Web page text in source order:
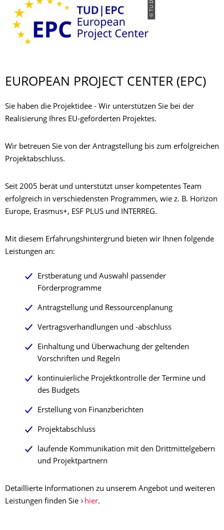
EUROPEAN PROJECT CENTER (EPC)
Sie haben die Projektidee - Wir unterstützen Sie bei der
Realisierung Ihres EU-geförderten Projektes.
Wir betreuen Sie von der Antragstellung bis zum erfolgreichen
Projektabschluss.
Seit 2005 berät und unterstützt unser kompetentes Team
erfolgreich in verschiedensten Programmen, wie z. B. Horizon
Europe, Erasmus+, ESF PLUS und INTERREG.
Mit diesem Erfahrungshintergrund bieten wir Ihnen folgende
Leistungen an:
Erstberatung und Auswahl passender
Förderprogramme
Antragstellung und Ressourcenplanung
Vertragsverhandlungen und -abschluss
Einhaltung und Überwachung der geltenden
Vorschriften und Regeln
kontinuierliche Projektkontrolle der Termine und
des Budgets
Erstellung von Finanzberichten
Projektabschluss
laufende Kommunikation mit den Drittmittelgebern
und Projektpartnern
Detaillierte Informationen zu unserem Angebot und weiteren
Leistungen finden Sie
hier.